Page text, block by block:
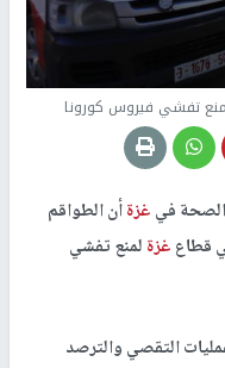
تفشي فيروس كورونا
فيغزةأن الطواقم
قطاعغزةلمنع تفشي
التقصي والترصد